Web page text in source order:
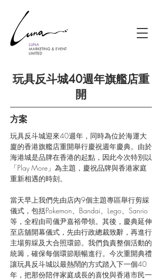
玩具反斗城40週年旗艦店重
開
方案
玩具反斗城迎來40週年，同時為位於海運大
廈的香港旗艦店重開舉行慶祝週年慶典。由於
海港城是品牌在香港的起點，因此今次特別以
「Play More」為主題，慶祝品牌與香港家庭
重新相遇的時刻。
當天早上我們先由店內9個主題專區舉行剪綵
儀式，包括Pokemon、Bandai、Lego、Sanrio
等，全程由司儀尹嘉裕帶領。其後，慶典延伸
至店舖開幕儀式，先由行政總裁致辭，再進行
主場剪綵及大合照環節。我們負責整個活動的
統籌，確保每個環節順暢進行。今次重開典禮
讓玩具反斗城以最熱鬧的方式踏入下一個40
年，把那份陪伴家庭成長的喜悅與香港市民一